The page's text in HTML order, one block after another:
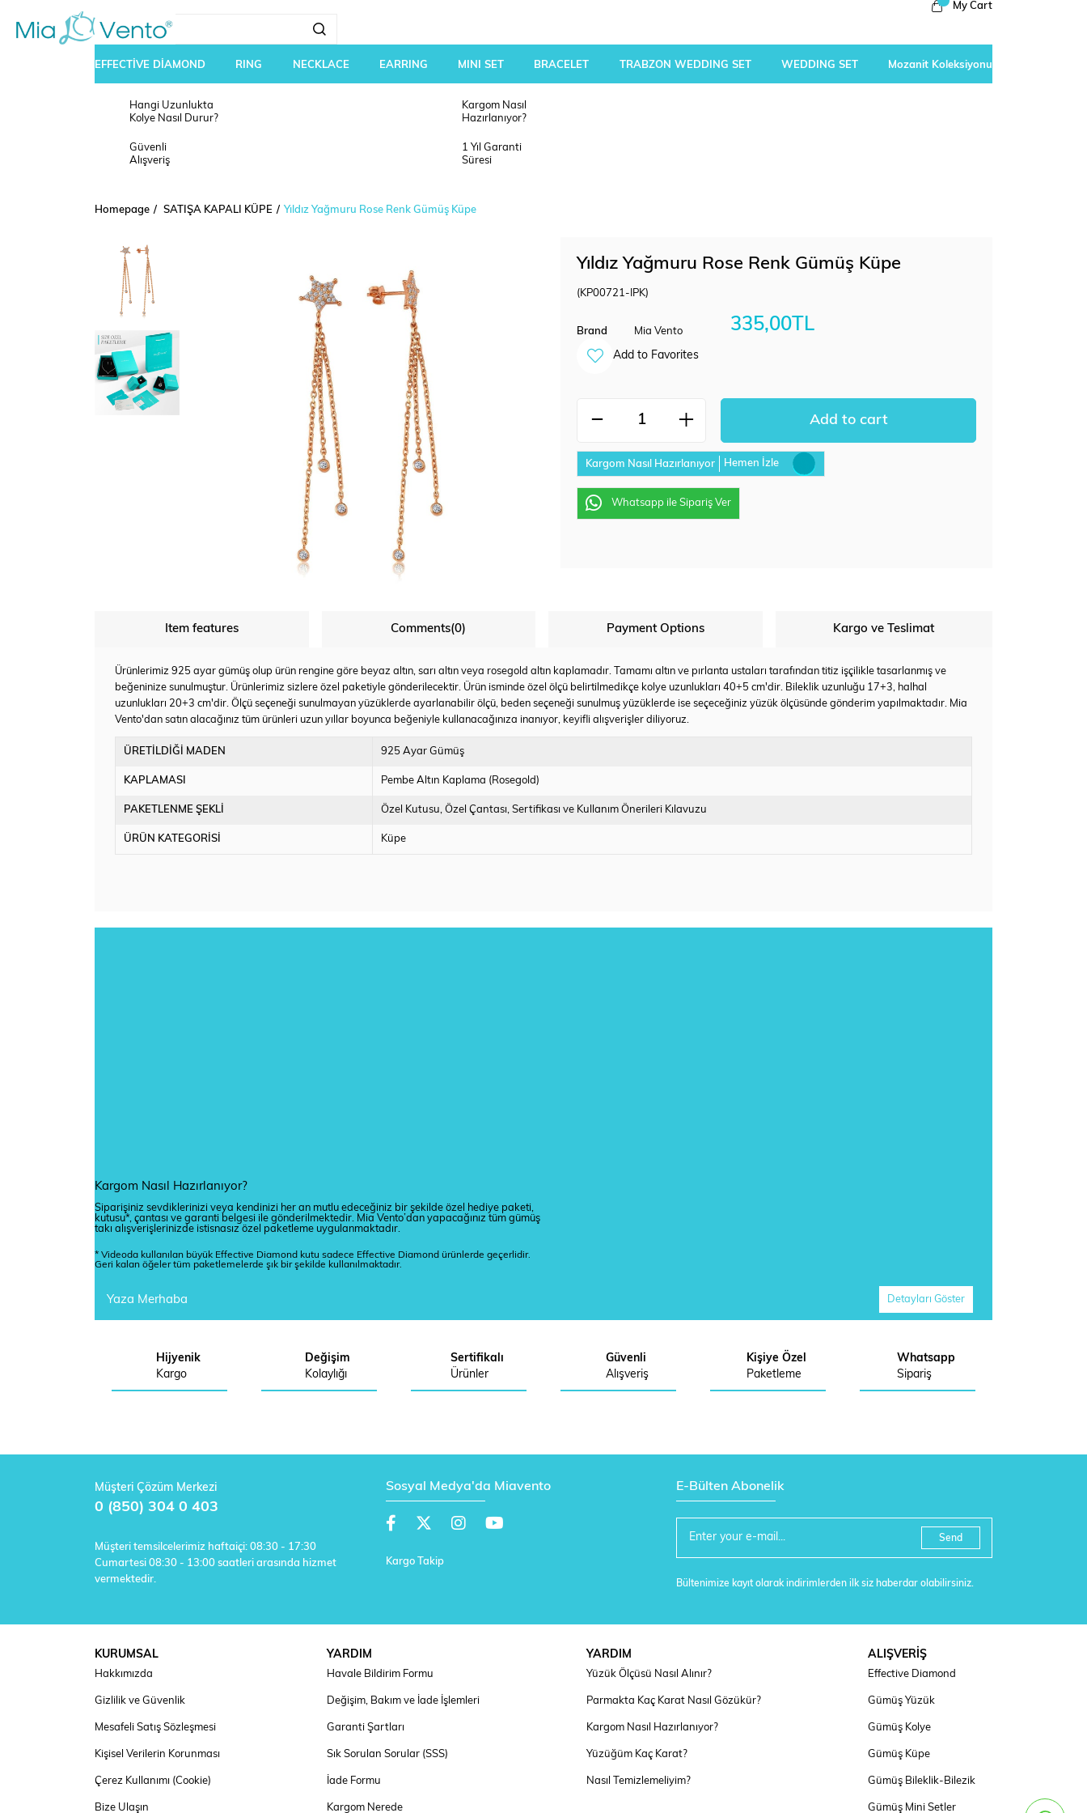
My Cart
EFFECTİVE DİAMOND RING NECKLACE EARRING MINI SET BRACELET TRABZON WEDDING SET WEDDING SET Mozanit Koleksiyonu
Hangi Uzunlukta
Kolye Nasıl Durur?
Kargom Nasıl
Hazırlanıyor?
Güvenli
Alışveriş
1 Yıl Garanti
Süresi
Homepage SATIŞA KAPALI KÜPE Yıldız Yağmuru Rose Renk Gümüş Küpe
Yıldız Yağmuru Rose Renk Gümüş Küpe
(KP00721-IPK)
Brand Mia Vento 335,00TL
Add to Favorites
Kargom Nasıl Hazırlanıyor Hemen İzle
Whatsapp ile Sipariş Ver
Item features Comments(0) Payment Options Kargo ve Teslimat
Ürünlerimiz 925 ayar gümüş olup ürün rengine göre beyaz altın, sarı altın veya rosegold altın kaplamadır. Tamamı altın ve pırlanta ustaları tarafından titiz işçilikle tasarlanmış ve
beğeninize sunulmuştur. Ürünlerimiz sizlere özel paketiyle gönderilecektir. Ürün isminde özel ölçü belirtilmedikçe kolye uzunlukları 40+5 cm'dir. Bileklik uzunluğu 17+3, halhal
uzunlukları 20+3 cm'dir. Ölçü seçeneği sunulmayan yüzüklerde ayarlanabilir ölçü, beden seçeneği sunulmuş yüzüklerde ise seçeceğiniz yüzük ölçüsünde gönderim yapılmaktadır. Mia
Vento'dan satın alacağınız tüm ürünleri uzun yıllar boyunca beğeniyle kullanacağınıza inanıyor, keyifli alışverişler diliyoruz.
ÜRETİLDİĞİ MADEN 925 Ayar Gümüş
KAPLAMASI Pembe Altın Kaplama (Rosegold)
PAKETLENME ŞEKLİ Özel Kutusu Özel Çantası Sertifikası ve Kullanım Önerileri Kılavuzu
ÜRÜN KATEGORİSİ Küpe
Kargom Nasıl Hazırlanıyor?
Siparişiniz sevdiklerinizi veya kendinizi her an mutlu edeceğiniz bir şekilde özel hediye paketi,
kutusu*, çantası ve garanti belgesi ile gönderilmektedir. Mia Vento’dan yapacağınız tüm gümüş
takı alışverişlerinizde istisnasız özel paketleme uygulanmaktadır.
* Videoda kullanılan büyük Effective Diamond kutu sadece Effective Diamond ürünlerde geçerlidir.
Geri kalan öğeler tüm paketlemelerde şık bir şekilde kullanılmaktadır.
Yaza Merhaba Detayları Göster
Hijyenik
Kargo
Değişim
Kolaylığı
Sertifikalı
Ürünler
Güvenli
Alışveriş
Kişiye Özel
Paketleme
Whatsapp
Sipariş
Müşteri Çözüm Merkezi
0 (850) 304 0 403
Müşteri temsilcelerimiz haftaiçi: 08:30 - 17:30
Cumartesi 08:30 - 13:00 saatleri arasında hizmet
vermektedir.
Sosyal Medya'da Miavento
Kargo Takip
E-Bülten Abonelik
Send
Bültenimize kayıt olarak indirimlerden ilk siz haberdar olabilirsiniz.
KURUMSAL
Hakkımızda
Gizlilik ve Güvenlik
Mesafeli Satış Sözleşmesi
Kişisel Verilerin Korunması
Çerez Kullanımı (Cookie)
Bize Ulaşın
YARDIM
Havale Bildirim Formu
Değişim, Bakım ve İade İşlemleri
Garanti Şartları
Sık Sorulan Sorular (SSS)
İade Formu
Kargom Nerede
YARDIM
Yüzük Ölçüsü Nasıl Alınır?
Parmakta Kaç Karat Nasıl Gözükür?
Kargom Nasıl Hazırlanıyor?
Yüzüğüm Kaç Karat?
Nasıl Temizlemeliyim?
ALIŞVERİŞ
Effective Diamond
Gümüş Yüzük
Gümüş Kolye
Gümüş Küpe
Gümüş Bileklik-Bilezik
Gümüş Mini Setler